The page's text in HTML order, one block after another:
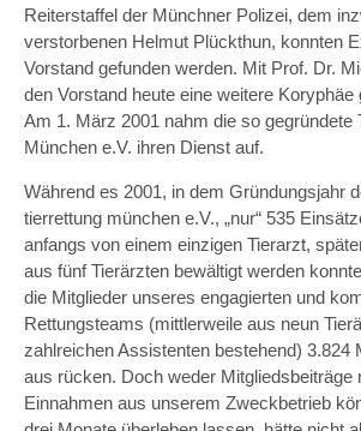
Reiterstaffel der Münchner Polizei, dem
verstorbenen Helmut Plückthun, konnten
Vorstand gefunden werden. Mit Prof. Dr.
den Vorstand heute eine weitere Koryphäe
Am 1. März 2001 nahm die so gegründete
München e.V. ihren Dienst auf.
Während es 2001, in dem Gründungsjahr
tierrettung münchen e.V., „nur“ 535
anfangs von einem einzigen Tierarzt,
aus fünf Tierärzten bewältigt werden
die Mitglieder unseres engagierten und
Rettungsteams (mittlerweile aus neun
zahlreichen Assistenten bestehend) 3.824
aus rücken. Doch weder Mitgliedsbeiträge
Einnahmen aus unserem Zweckbetrieb